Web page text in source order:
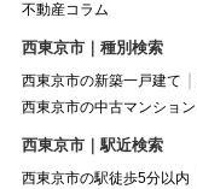
不動産コラム
西東京市｜種別検索
西東京市の新築一戸建て
西東京市の中古マンション
西東京市｜駅近検索
西東京市の駅徒歩5分以内